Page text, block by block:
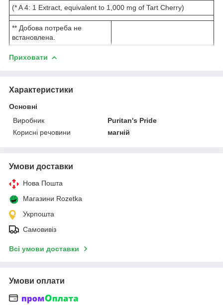
(* A 4: 1 Extract, equivalent to 1,000 mg of Tart Cherry)
** Добова потреба не
встановлена.
Приховати
Характеристики
Основні
Виробник
Puritan's Pride
Корисні речовини
магній
Умови доставки
Нова Пошта
Магазини Rozetka
Укрпошта
Самовивіз
Всі умови доставки
Умови оплати